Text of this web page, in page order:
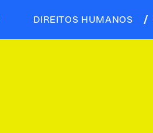
DIREITOS HUMANOS